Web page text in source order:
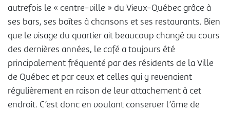
autrefois le « centre-ville » du Vieux-Québec grâce à
ses bars, ses boîtes à chansons et ses restaurants. Bien
que le visage du quartier ait beaucoup changé au cours
des dernières années, le café a toujours été
principalement fréquenté par des résidents de la Ville
de Québec et par ceux et celles qui y revenaient
régulièrement en raison de leur attachement à cet
endroit. C’est donc en voulant conserver l’âme de